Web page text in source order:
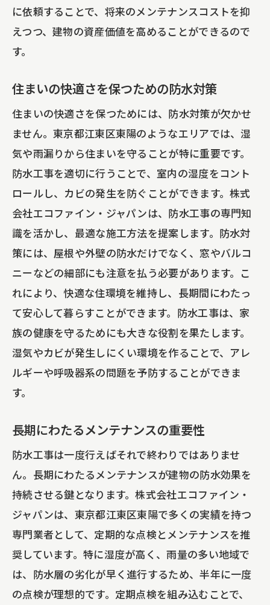
に依頼することで、将来のメンテナンスコストを抑
えつつ、建物の資産価値を高めることができるので
す。
住まいの快適さを保つための防水対策
住まいの快適さを保つためには、防水対策が欠かせ
ません。東京都江東区東陽のようなエリアでは、湿
気や雨漏りから住まいを守ることが特に重要です。
防水工事を適切に行うことで、室内の湿度をコント
ロールし、カビの発生を防ぐことができます。株式
会社エコファイン・ジャパンは、防水工事の専門知
識を活かし、最適な施工方法を提案します。防水対
策には、屋根や外壁の防水だけでなく、窓やバルコ
ニーなどの細部にも注意を払う必要があります。こ
れにより、快適な住環境を維持し、長期間にわたっ
て安心して暮らすことができます。防水工事は、家
族の健康を守るためにも大きな役割を果たします。
湿気やカビが発生しにくい環境を作ることで、アレ
ルギーや呼吸器系の問題を予防することができま
す。
長期にわたるメンテナンスの重要性
防水工事は一度行えばそれで終わりではありませ
ん。長期にわたるメンテナンスが建物の防水効果を
持続させる鍵となります。株式会社エコファイン・
ジャパンは、東京都江東区東陽で多くの実績を持つ
専門業者として、定期的な点検とメンテナンスを推
奨しています。特に湿度が高く、雨量の多い地域で
は、防水層の劣化が早く進行するため、半年に一度
の点検が理想的です。定期点検を組み込むことで、